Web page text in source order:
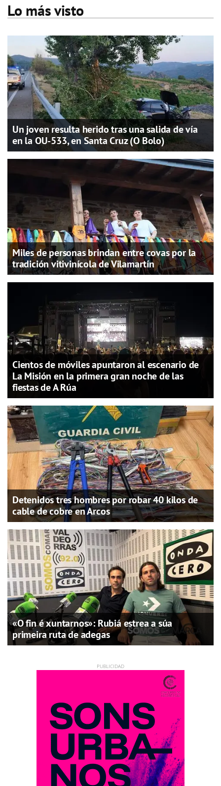
Lo más visto
Un joven resulta herido tras una salida de vía
en la OU-533, en Santa Cruz (O Bolo)
Miles de personas brindan entre covas por la
tradición vitivinícola de Vilamartín
Cientos de móviles apuntaron al escenario de
La Misión en la primera gran noche de las
fiestas de A Rúa
Detenidos tres hombres por robar 40 kilos de
cable de cobre en Arcos
«O fin é xuntarnos»: Rubiá estrea a súa
primeira ruta de adegas